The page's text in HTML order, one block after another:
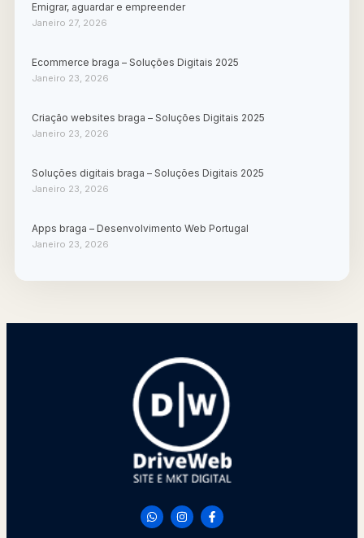
Emigrar, aguardar e empreender
Janeiro 27, 2026
Ecommerce braga – Soluções Digitais 2025
Janeiro 23, 2026
Criação websites braga – Soluções Digitais 2025
Janeiro 23, 2026
Soluções digitais braga – Soluções Digitais 2025
Janeiro 23, 2026
Apps braga – Desenvolvimento Web Portugal
Janeiro 23, 2026